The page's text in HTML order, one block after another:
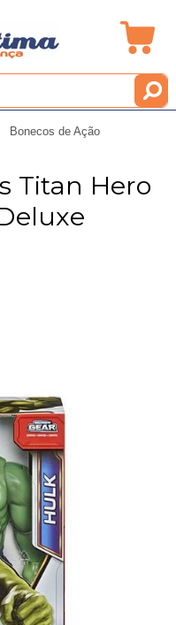
Bonecos de Ação
Titan Hero